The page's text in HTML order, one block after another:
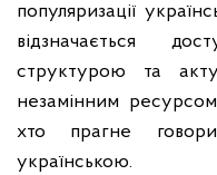
популяризації
відзначається
структурою та
незамінним ресурсом
хто прагне
українською.